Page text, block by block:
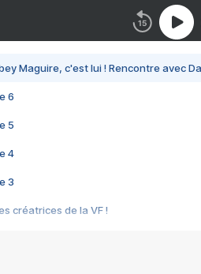
Maguire, c'est lui ! Rencontre avec
6
5
4
3
créatrices de la VF !